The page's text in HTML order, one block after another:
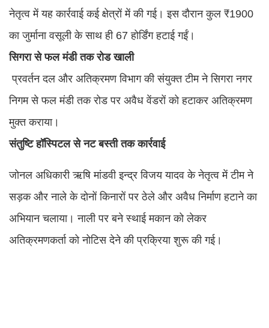
नेतृत्व में यह कार्रवाई कई क्षेत्रों में की गई। इस दौरान कुल ₹1900
का जुर्माना वसूली के साथ ही 67 होर्डिंग हटाई गईं।
सिगरा से फल मंडी तक रोड खाली
प्रवर्तन दल और अतिक्रमण विभाग की संयुक्त टीम ने सिगरा नगर
निगम से फल मंडी तक रोड पर अवैध वेंडरों को हटाकर अतिक्रमण
मुक्त कराया।
संतुष्टि हॉस्पिटल से नट बस्ती तक कार्रवाई
जोनल अधिकारी ऋषि मांडवी इन्द्र विजय यादव के नेतृत्व में टीम ने
सड़क और नाले के दोनों किनारों पर ठेले और अवैध निर्माण हटाने का
अभियान चलाया। नाली पर बने स्थाई मकान को लेकर
अतिक्रमणकर्ता को नोटिस देने की प्रक्रिया शुरू की गई।